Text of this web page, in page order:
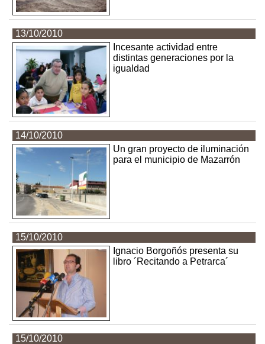
13/10/2010
Incesante actividad entre
distintas generaciones por la
igualdad
14/10/2010
Un gran proyecto de iluminación
para el municipio de Mazarrón
15/10/2010
Ignacio Borgoñós presenta su
libro ´Recitando a Petrarca´
15/10/2010